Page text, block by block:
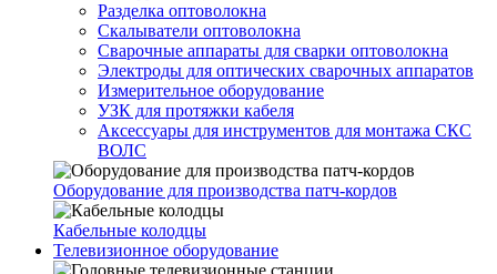
Разделка оптоволокна
Скалыватели оптоволокна
Сварочные аппараты для сварки оптоволокна
Электроды для оптических сварочных аппаратов
Измерительное оборудование
УЗК для протяжки кабеля
Аксессуары для инструментов для монтажа СКС
ВОЛС
Оборудование для производства патч-кордов
Кабельные колодцы
Телевизионное оборудование